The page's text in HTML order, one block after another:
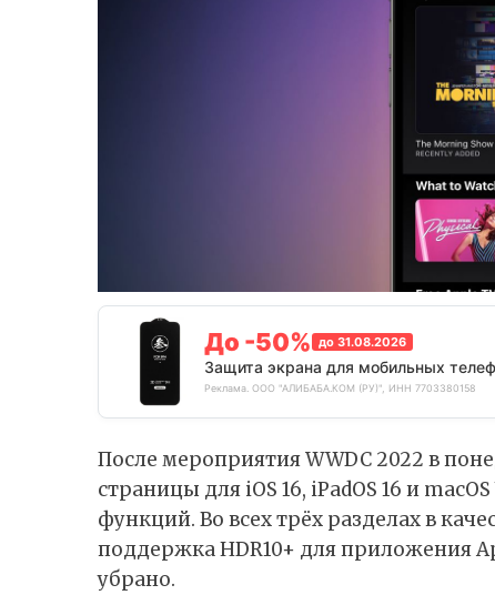
До -50% до 31.08.2026
Защита экрана для мобильных
Реклама. ООО "АЛИБАБА.КОМ (РУ)", ИНН 7703380158
После мероприятия WWDC 2022 в
страницы для iOS 16, iPadOS 16 и
функций. Во всех трёх разделах в
поддержка HDR10+ для приложения
убрано.